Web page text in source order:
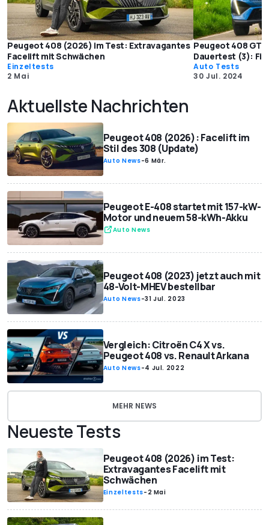
Peugeot 408 (2026) im Test: Extravagantes
Facelift mit Schwächen
Einzeltests
2 Mai
Peugeot 408 GT
Dauertest (3):
Auto Tests
30 Jul. 2024
Aktuellste Nachrichten
Peugeot 408 (2026): Facelift im
Stil des 308 (Update)
Auto News-6 Mär.
Peugeot E-408 startet mit 157-kW-
Motor und neuem 58-kWh-Akku
Auto News
Peugeot 408 (2023) jetzt auch mit
48-Volt-MHEV bestellbar
Auto News-31 Jul. 2023
Vergleich: Citroën C4 X vs.
Peugeot 408 vs. Renault Arkana
Auto News-4 Jul. 2022
MEHR NEWS
Neueste Tests
Peugeot 408 (2026) im Test:
Extravagantes Facelift mit
Schwächen
Einzeltests- 2 Mai